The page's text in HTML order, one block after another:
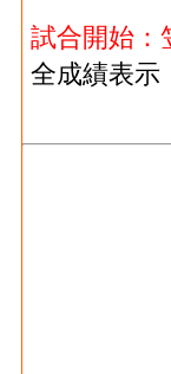
鉄鋼業･粗
(2016)
印刷･有形
者10人以上
造所あるい
化学工業･
者の人件
化学工業･
料費と電力
試合開始：
全成績表示